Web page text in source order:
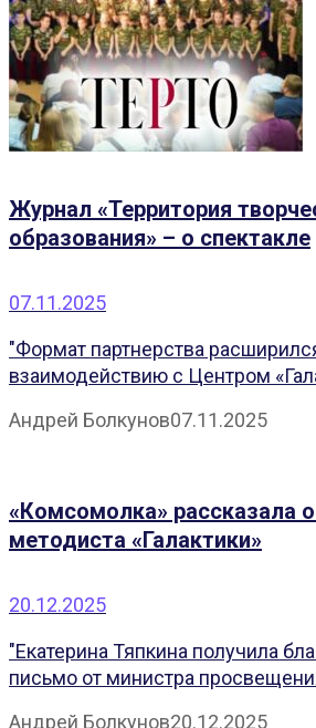
Журнал «Территория
образования» – о спектакле
07.11.2025
"Формат партнерства
взаимодействию с Центром
Андрей Болкунов07.11.2025
«Комсомолка» рассказала
методиста «Галактики»
20.12.2025
"Екатерина Тяпкина получила
письмо от министра
Андрей Болкунов20.12.2025